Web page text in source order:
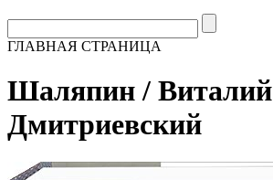
ГЛАВНАЯ СТРАНИЦА
Шаляпин / Виталий
Дмитриевский